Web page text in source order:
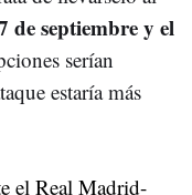
de septiembre y el
serían
estaría más